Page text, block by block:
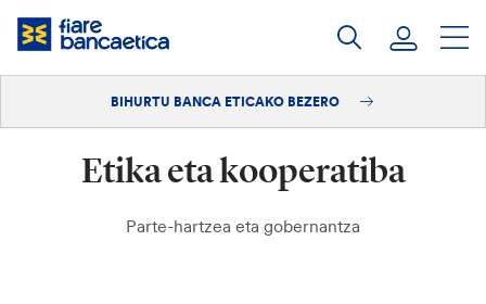
Pasatu
edukia
Bihurtu bezero
BIHURTU BANCA ETICAKO BEZERO
Etika eta kooperatiba
Parte-hartzea eta gobernantza